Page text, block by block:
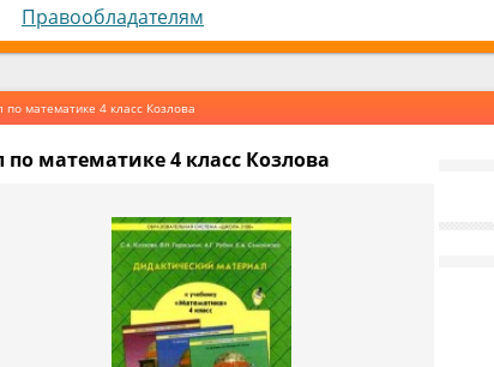
Правообладателям
математике 4 класс Козлова
математике 4 класс Козлова